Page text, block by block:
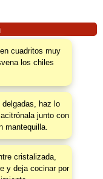
cuadritos muy
los chiles
haz lo
junto con
mantequilla.
cristalizada,
y deja cocinar por